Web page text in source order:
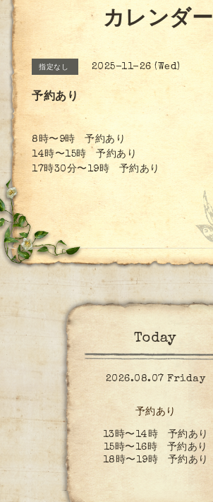
カレンダー
指定なし 2025-11-26 (Wed)
予約あり
8時〜9時 予約あり
14時〜15時 予約あり
17時30分〜19時 予約あり
Today
2026.08.07 Friday
予約あり
13時〜14時 予約あり
15時〜16時 予約あり
18時〜19時 予約あり